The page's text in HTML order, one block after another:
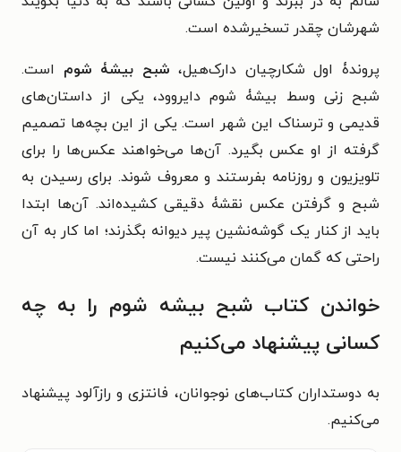
شهرشان چقدر تسخیرشده است.
پروندۀ اول شکارچیان دارک‌هیل، شبح بیشۀ شوم است.
شبح زنی وسط بیشۀ شوم دایروود، یکی از داستان‌های
قدیمی و ترسناک این شهر است. یکی از این بچه‌ها تصمیم
گرفته از او عکس بگیرد. آن‌ها می‌خواهند عکس‌ها را برای
تلویزیون و روزنامه بفرستند و معروف شوند. برای رسیدن به
شبح و گرفتن عکس نقشۀ دقیقی کشیده‌اند. آن‌ها ابتدا
باید از کنار یک گوشه‌نشین پیر دیوانه بگذرند؛ اما کار به آن
راحتی که گمان می‌کنند نیست.
خواندن کتاب شبح بیشه شوم را به چه
کسانی پیشنهاد می‌کنیم
به دوستداران کتاب‌های نوجوانان، فانتزی و رازآلود پیشنهاد
می‌کنیم.